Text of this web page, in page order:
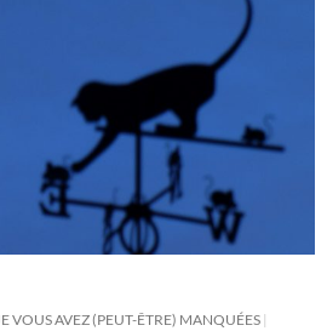
VOUS AVEZ (PEUT-ÊTRE) MANQUÉES